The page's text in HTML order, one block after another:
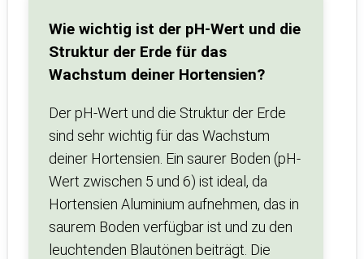
Wie wichtig ist der pH-Wert und die
Struktur der Erde für das
Wachstum deiner Hortensien?
Der pH-Wert und die Struktur der Erde
sind sehr wichtig für das Wachstum
deiner Hortensien. Ein saurer Boden (pH-
Wert zwischen 5 und 6) ist ideal, da
Hortensien Aluminium aufnehmen, das in
saurem Boden verfügbar ist und zu den
leuchtenden Blautönen beiträgt. Die